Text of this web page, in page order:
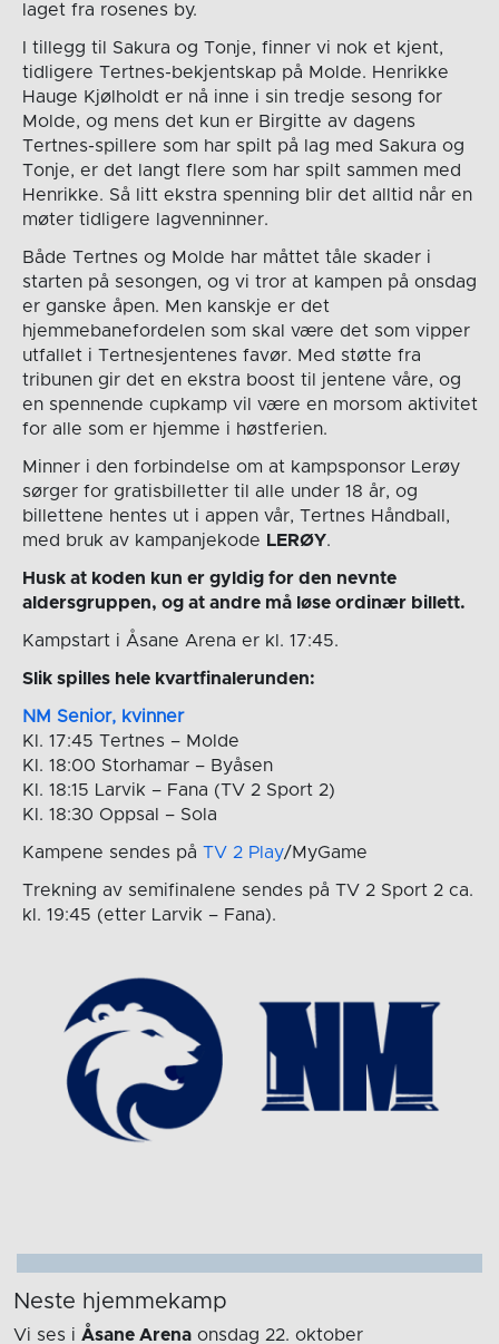
laget fra rosenes by.
I tillegg til Sakura og Tonje, finner vi nok et kjent,
tidligere Tertnes-bekjentskap på Molde. Henrikke
Hauge Kjølholdt er nå inne i sin tredje sesong for
Molde, og mens det kun er Birgitte av dagens
Tertnes-spillere som har spilt på lag med Sakura og
Tonje, er det langt flere som har spilt sammen med
Henrikke. Så litt ekstra spenning blir det alltid når en
møter tidligere lagvenninner.
Både Tertnes og Molde har måttet tåle skader i
starten på sesongen, og vi tror at kampen på onsdag
er ganske åpen. Men kanskje er det
hjemmebanefordelen som skal være det som vipper
utfallet i Tertnesjentenes favør. Med støtte fra
tribunen gir det en ekstra boost til jentene våre, og
en spennende cupkamp vil være en morsom aktivitet
for alle som er hjemme i høstferien.
Minner i den forbindelse om at kampsponsor Lerøy
sørger for gratisbilletter til alle under 18 år, og
billettene hentes ut i appen vår, Tertnes Håndball,
med bruk av kampanjekode LERØY.
Husk at koden kun er gyldig for den nevnte
aldersgruppen, og at andre må løse ordinær billett.
Kampstart i Åsane Arena er kl. 17:45.
Slik spilles hele kvartfinalerunden:
NM Senior, kvinner
Kl. 17:45 Tertnes – Molde
Kl. 18:00 Storhamar – Byåsen
Kl. 18:15 Larvik – Fana (TV 2 Sport 2)
Kl. 18:30 Oppsal – Sola
Kampene sendes på TV 2 Play/MyGame
Trekning av semifinalene sendes på TV 2 Sport 2 ca.
kl. 19:45 (etter Larvik – Fana).
Neste hjemmekamp
Vi ses i Åsane Arena onsdag 22. oktober